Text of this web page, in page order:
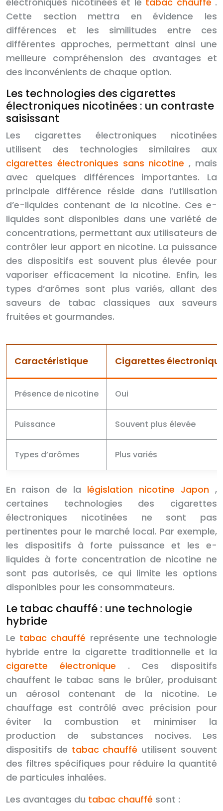
Cette section mettra en évidence les
différences et les similitudes entre ces
différentes approches, permettant ainsi une
meilleure compréhension des avantages et
des inconvénients de chaque option.
Les technologies des cigarettes
électroniques nicotinées : un contraste
saisissant
Les cigarettes électroniques nicotinées
utilisent des technologies similaires aux
cigarettes électroniques sans nicotine, mais
avec quelques différences importantes. La
principale différence réside dans l’utilisation
d’e-liquides contenant de la nicotine. Ces e-
liquides sont disponibles dans une variété de
concentrations, permettant aux utilisateurs de
contrôler leur apport en nicotine. La puissance
des dispositifs est souvent plus élevée pour
vaporiser efficacement la nicotine. Enfin, les
types d’arômes sont plus variés, allant des
saveurs de tabac classiques aux saveurs
fruitées et gourmandes.
Caractéristique Cigarettes
Présence de nicotine Oui
Puissance Souvent plus élevée
Types d’arômes Plus variés
En raison de la législation nicotine Japon ,
certaines technologies des cigarettes
électroniques nicotinées ne sont pas
pertinentes pour le marché local. Par exemple,
les dispositifs à forte puissance et les e-
liquides à forte concentration de nicotine ne
sont pas autorisés, ce qui limite les options
disponibles pour les consommateurs.
Le tabac chauffé : une technologie
hybride
Le tabac chauffé représente une technologie
hybride entre la cigarette traditionnelle et la
cigarette électronique . Ces dispositifs
chauffent le tabac sans le brûler, produisant
un aérosol contenant de la nicotine. Le
chauffage est contrôlé avec précision pour
éviter la combustion et minimiser la
production de substances nocives. Les
dispositifs de tabac chauffé utilisent souvent
des filtres spécifiques pour réduire la quantité
de particules inhalées.
Les avantages du tabac chauffé sont :